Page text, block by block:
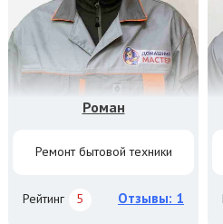
Роман
Ремонт бытовой техники
Рейтинг 5 Отзывы: 1